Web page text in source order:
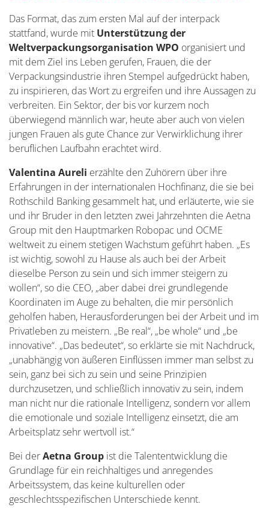
Das Format, das zum ersten Mal auf der interpack
stattfand, wurde mit Unterstützung der
Weltverpackungsorganisation WPO organisiert und
mit dem Ziel ins Leben gerufen, Frauen, die der
Verpackungsindustrie ihren Stempel aufgedrückt haben,
zu inspirieren, das Wort zu ergreifen und ihre Aussagen zu
verbreiten. Ein Sektor, der bis vor kurzem noch
überwiegend männlich war, heute aber auch von vielen
jungen Frauen als gute Chance zur Verwirklichung ihrer
beruflichen Laufbahn erachtet wird.
Valentina Aureli erzählte den Zuhörern über ihre
Erfahrungen in der internationalen Hochfinanz, die sie bei
Rothschild Banking gesammelt hat, und erläuterte, wie sie
und ihr Bruder in den letzten zwei Jahrzehnten die Aetna
Group mit den Hauptmarken Robopac und OCME
weltweit zu einem stetigen Wachstum geführt haben. „Es
ist wichtig, sowohl zu Hause als auch bei der Arbeit
dieselbe Person zu sein und sich immer steigern zu
wollen“, so die CEO, „aber dabei drei grundlegende
Koordinaten im Auge zu behalten, die mir persönlich
geholfen haben, Herausforderungen bei der Arbeit und im
Privatleben zu meistern. „Be real“, „be whole“ und „be
innovative“. „Das bedeutet“, so erklärte sie mit Nachdruck,
„unabhängig von äußeren Einflüssen immer man selbst zu
sein, ganz bei sich zu sein und seine Prinzipien
durchzusetzen, und schließlich innovativ zu sein, indem
man nicht nur die rationale Intelligenz, sondern vor allem
die emotionale und soziale Intelligenz einsetzt, die am
Arbeitsplatz sehr wertvoll ist.“
Bei derAetna Group ist die Talententwicklung die
Grundlage für ein reichhaltiges und anregendes
Arbeitssystem, das keine kulturellen oder
geschlechtsspezifischen Unterschiede kennt.